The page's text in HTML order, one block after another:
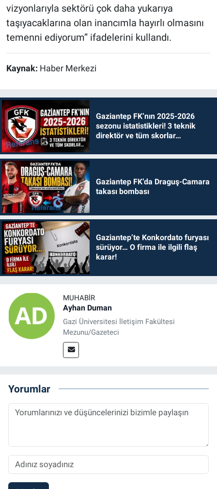
vizyonlarıyla sektörü çok daha yukarıya
taşıyacaklarına olan inancımla hayırlı olmasını
temenni ediyorum” ifadelerini kullandı.
Kaynak: Haber Merkezi
Gaziantep FK’nın 2025-2026
sezonu istatistikleri! 3 teknik
direktör ve tüm skorlar…
Gaziantep FK’da Draguş-Camara
takası bombası
Gaziantep’te Konkordato furyası
sürüyor… O firma ile ilgili flaş
karar!
MUHABIR
Ayhan Duman
Gazi Üniversitesi İletişim Fakültesi
Mezunu/Gazeteci
Yorumlar